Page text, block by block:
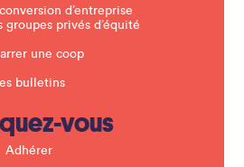
d’entreprise
groupes privés d’équité
une coop
bulletins
vous
Adhérer